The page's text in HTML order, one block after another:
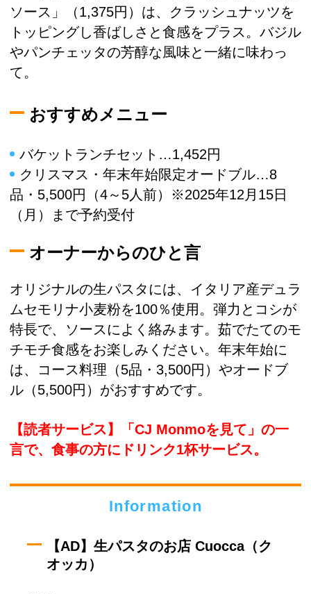
ソース」（1,375円）は、クラッシュナッツを
トッピングし香ばしさと食感をプラス。バジル
やパンチェッタの芳醇な風味と一緒に味わっ
て。
おすすめメニュー
バケットランチセット…1,452円
クリスマス・年末年始限定オードブル…8
品・5,500円（4～5人前）※2025年12月15日
（月）まで予約受付
オーナーからのひと言
オリジナルの生パスタには、イタリア産デュラ
ムセモリナ小麦粉を100％使用。弾力とコシが
特長で、ソースによく絡みます。茹でたてのモ
チモチ食感をお楽しみください。年末年始に
は、コース料理（5品・3,500円）やオードブ
ル（5,500円）がおすすめです。
【読者サービス】「CJ Monmoを見て」の一
言で、食事の方にドリンク1杯サービス。
Information
【AD】生パスタのお店 Cuocca（ク
オッカ）